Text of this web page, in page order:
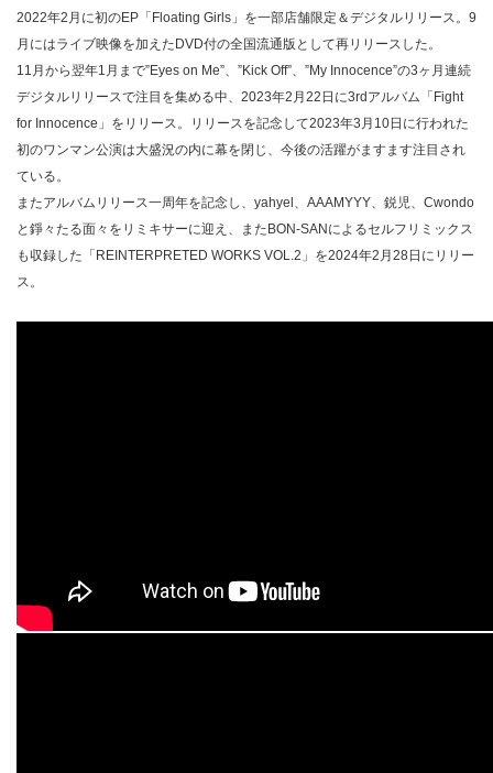
2022年2月に初のEP「Floating Girls」を一部店舗限定＆デジタルリリース。9
月にはライブ映像を加えたDVD付の全国流通版として再リリースした。
11月から翌年1月まで”Eyes on Me”、”Kick Off”、”My Innocence”の3ヶ月連続
デジタルリリースで注目を集める中、2023年2月22日に3rdアルバム「Fight
for Innocence」をリリース。リリースを記念して2023年3月10日に行われた
初のワンマン公演は大盛況の内に幕を閉じ、今後の活躍がますます注目され
ている。
またアルバムリリース一周年を記念し、yahyel、AAAMYYY、鋭児、Cwondo
と錚々たる面々をリミキサーに迎え、またBON-SANによるセルフリミックス
も収録した「REINTERPRETED WORKS VOL.2」を2024年2月28日にリリー
ス。